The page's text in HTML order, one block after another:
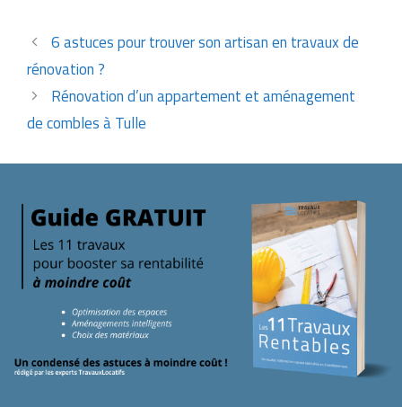
6 astuces pour trouver son artisan en travaux de
rénovation ?
Rénovation d’un appartement et aménagement
de combles à Tulle